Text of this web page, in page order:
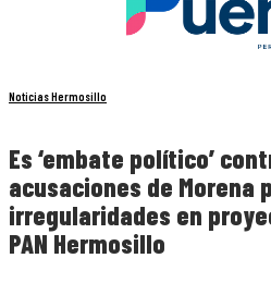
Noticias Hermosillo
Es ‘embate político’
acusaciones de Morena
irregularidades en
PAN Hermosillo